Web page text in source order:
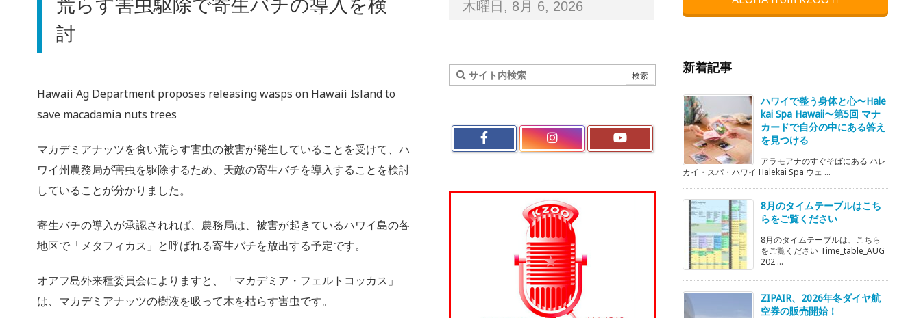
討
Hawaii Ag Department proposes releasing wasps on Hawaii Island to
save macadamia nuts trees
マカデミアナッツを食い荒らす害虫の被害が発生していることを受けて、ハ
ワイ州農務局が害虫を駆除するため、天敵の寄生バチを導入することを検討
していることが分かりました。
寄生バチの導入が承認されれば、農務局は、被害が起きているハワイ島の各
地区で「メタフィカス」と呼ばれる寄生バチを放出する予定です。
オアフ島外来種委員会によりますと、「マカデミア・フェルトコッカス」
は、マカデミアナッツの樹液を吸って木を枯らす害虫です。
木曜日, 8月 6, 2026
新着記事
ハワイで整う身体と心〜Hale
kai Spa Hawaii〜第5回 マナ
カードで自分の中にある答え
を見つける
アラモアナのすぐそばにある ハレ
カイ・スパ・ハワイ Halekai Spa ウェ ...
8月のタイムテーブルはこち
らをご覧ください
8月のタイムテーブルは、こちら
をご覧ください Time_table_AUG
202 ...
ZIPAIR、2026年冬ダイヤ航
空券の販売開始！